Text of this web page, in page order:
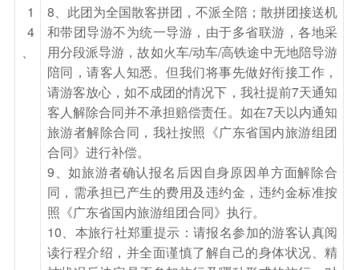
的冰层，渔民在冰面上凿出冰眼，并下网至湖中。
下网后，可以在松花湖冰上滑雪圈、抽冰猴等娱乐
项目（赠送项目，不参与不退）。收网时，活蹦乱
跳的新鲜湖鱼被捞上摊在冰面，是一种难得的体
验。您也可以一试身手，跟随渔民一起尝试捕捞。
后前往长春龙嘉机场，乘参考航班返回广州（参考
航班：AQ1034 19：15-01：15（经停南
京）/MU9606 13：10-19：20（经停威
海）/ZH9694 16：50-22：55（经停扬
州）/CZ3605 18：35-22：50）或其他航班，以
实际出票为准），结束愉快行程。
1
4
8、此团为全国散客拼团，不派全陪；散拼团接送机
和带团导游不为统一导游，由于多省联游，各地采
用分段派导游，故如火车/动车/高铁途中无地陪导游
陪同，请客人知悉。但我们将事先做好衔接工作，
请游客放心，如不成团的情况下，我社提前7天通知
客人解除合同并不承担赔偿责任。如在7天以内通知
旅游者解除合同，我社按照《广东省国内旅游组团
合同》进行补偿。
9、如旅游者确认报名后因自身原因单方面解除合
同，需承担已产生的费用及违约金，违约金标准按
照《广东省国内旅游组团合同》执行。
10、本旅行社郑重提示：请报名参加的游客认真阅
读行程介绍，并全面谨慎了解自己的身体状况、精